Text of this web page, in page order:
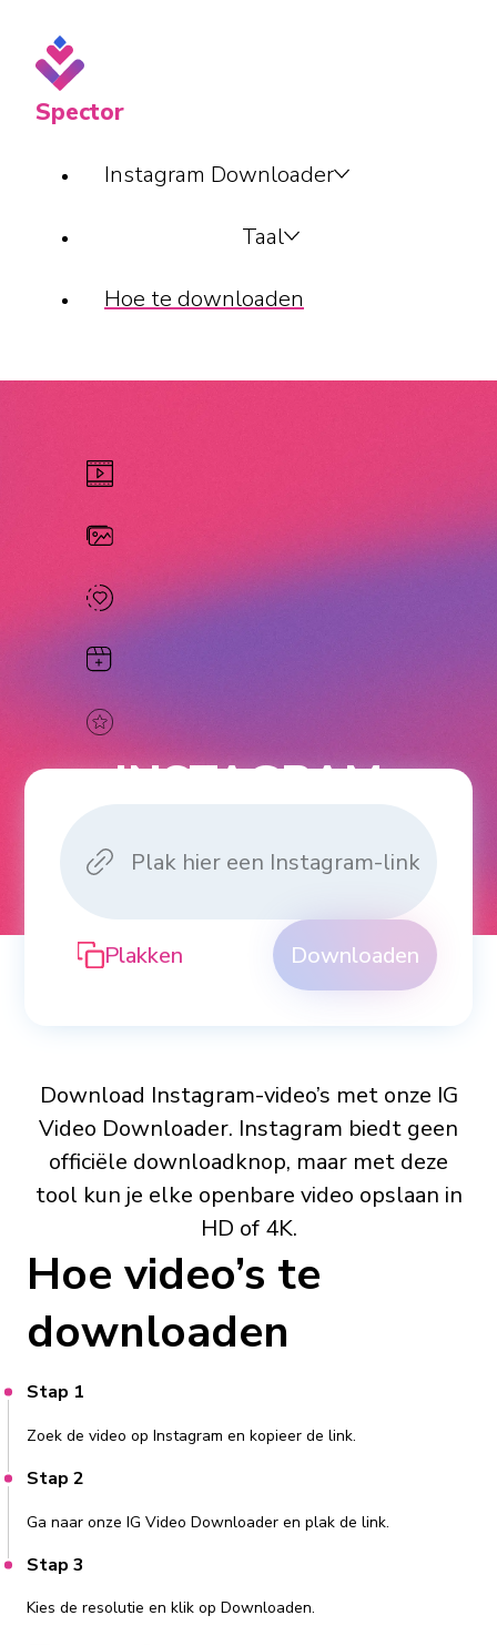
Spector
Instagram Downloader
Taal
Hoe te downloaden
INSTAGRAM
VIDEO
Plakken Downloaden
Download Instagram-video’s met onze IG
Video Downloader. Instagram biedt geen
officiële downloadknop, maar met deze
tool kun je elke openbare video opslaan in
HD of 4K.
Hoe video’s te
downloaden
Stap 1
Zoek de video op Instagram en kopieer de link.
Stap 2
Ga naar onze IG Video Downloader en plak de link.
Stap 3
Kies de resolutie en klik op Downloaden.